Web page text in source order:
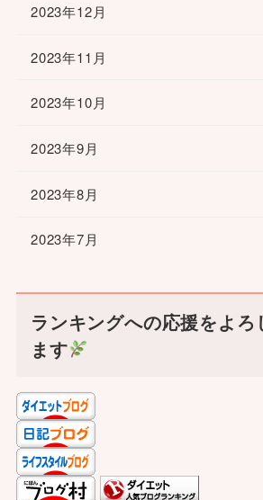
2023年12月
2023年11月
2023年10月
2023年9月
2023年8月
2023年7月
ランキングへの応援をよろ
ます